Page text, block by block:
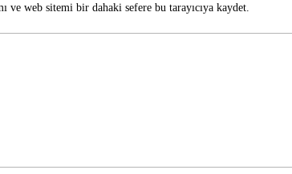
ve web sitemi bir dahaki sefere bu tarayıcıya kaydet.